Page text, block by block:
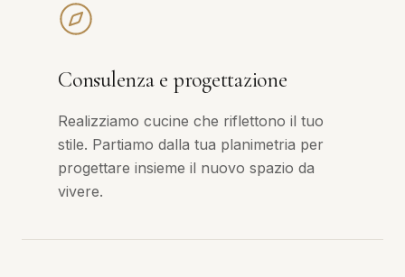
Consulenza e progettazione
Realizziamo cucine che riflettono il tuo
stile. Partiamo dalla tua planimetria per
progettare insieme il nuovo spazio da
vivere.